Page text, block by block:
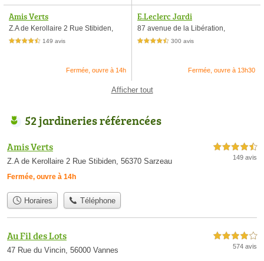
Amis Verts
Z.A de Kerollaire 2 Rue Stibiden,
4,5 étoiles sur 5 149 avis
Fermée, ouvre à 14h
E.Leclerc Jardi
87 avenue de la Libération,
4,5 étoiles sur 5 300 avis
Fermée, ouvre à 13h30
Afficher tout
52 jardineries référencées
Amis Verts
Z.A de Kerollaire 2 Rue Stibiden, 56370 Sarzeau
Fermée, ouvre à 14h
4,5 étoiles sur 5
149 avis
Horaires Téléphone
Au Fil des Lots
47 Rue du Vincin, 56000 Vannes
4,0 étoiles sur 5
574 avis